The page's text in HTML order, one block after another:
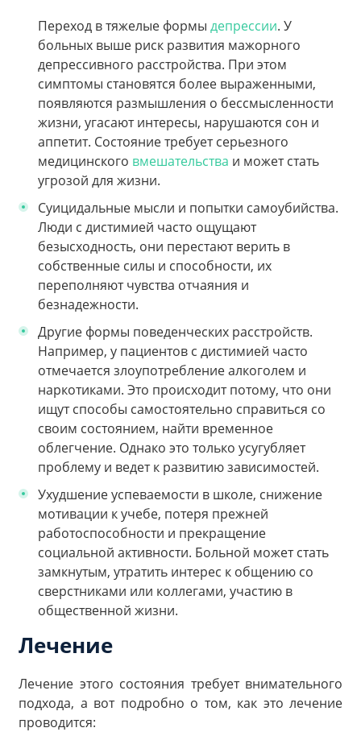
Переход в тяжелые формы депрессии. У
больных выше риск развития мажорного
депрессивного расстройства. При этом
симптомы становятся более выраженными,
появляются размышления о бессмысленности
жизни, угасают интересы, нарушаются сон и
аппетит. Состояние требует серьезного
медицинского вмешательства и может стать
угрозой для жизни.
Суицидальные мысли и попытки самоубийства.
Люди с дистимией часто ощущают
безысходность, они перестают верить в
собственные силы и способности, их
переполняют чувства отчаяния и
безнадежности.
Другие формы поведенческих расстройств.
Например, у пациентов с дистимией часто
отмечается злоупотребление алкоголем и
наркотиками. Это происходит потому, что они
ищут способы самостоятельно справиться со
своим состоянием, найти временное
облегчение. Однако это только усугубляет
проблему и ведет к развитию зависимостей.
Ухудшение успеваемости в школе, снижение
мотивации к учебе, потеря прежней
работоспособности и прекращение
социальной активности. Больной может стать
замкнутым, утратить интерес к общению со
сверстниками или коллегами, участию в
общественной жизни.
Лечение
Лечение этого состояния требует внимательного
подхода, а вот подробно о том, как это лечение
проводится: